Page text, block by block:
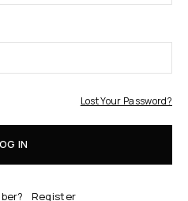
Lost Your Password?
IN
Register